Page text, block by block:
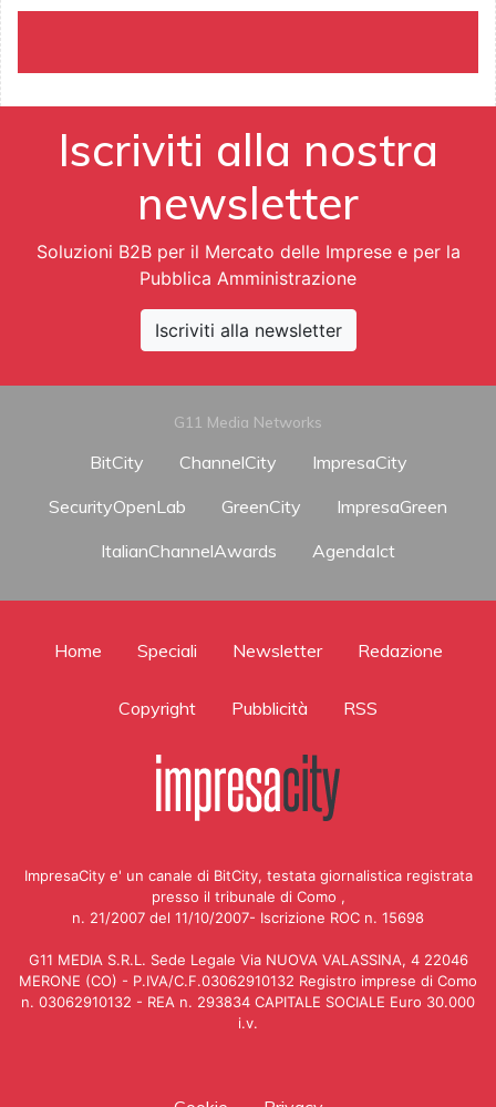
Iscriviti alla nostra
newsletter
Soluzioni B2B per il Mercato delle Imprese e per la
Pubblica Amministrazione
Iscriviti alla newsletter
G11 Media Networks
BitCity ChannelCity
ImpresaCity
SecurityOpenLab
GreenCity
ImpresaGreen
ItalianChannelAwards
AgendaIct
Home Speciali Newsletter Redazione
Copyright Pubblicità RSS
ImpresaCity e' un canale di BitCity, testata giornalistica registrata
presso il tribunale di Como ,
n. 21/2007 del 11/10/2007- Iscrizione ROC n. 15698
G11 MEDIA S.R.L. Sede Legale Via NUOVA VALASSINA, 4 22046
MERONE (CO) - P.IVA/C.F.03062910132 Registro imprese di Como
n. 03062910132 - REA n. 293834 CAPITALE SOCIALE Euro 30.000
i.v.